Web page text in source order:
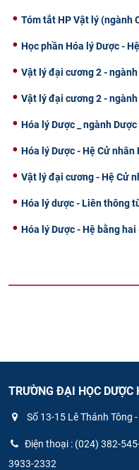
Tóm tắt HP Vật lý (ngành
Học phần Hóa lý Dược -
Vật lý đại cương 2 - ngành
Vật lý đại cương 2 - ngành
Hóa lý Dược _ ngành Dược
Hóa lý Dược - Hệ Cử nhân
Vật lý đại cương - Hệ Cử
Hóa lý dược - Liên thông
Hóa lý Dược - Hệ bằng hai
TRƯỜNG ĐẠI HỌC DƯỢC
Số 13-15 Lê Thánh Tông
Điện thoại : (024) 382-
3933-2332